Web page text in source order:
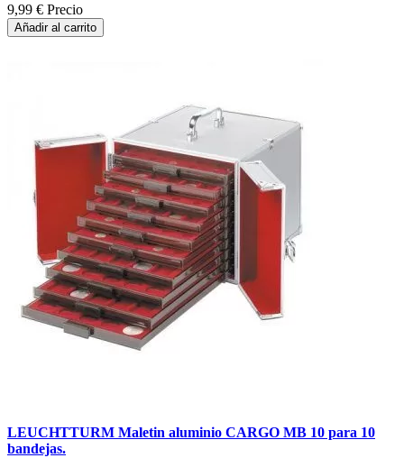
9,99 € Precio
Añadir al carrito
LEUCHTTURM Maletin aluminio CARGO MB 10 para 10
bandejas.